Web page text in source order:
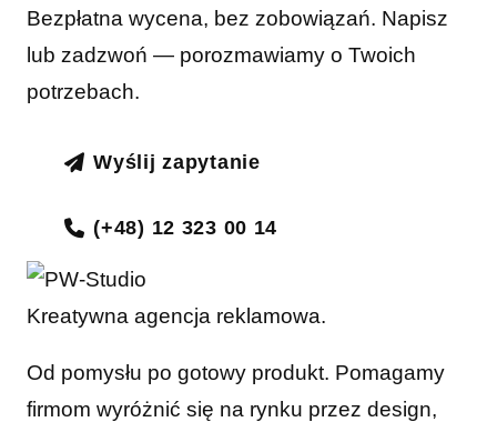
Bezpłatna wycena, bez zobowiązań. Napisz
lub zadzwoń — porozmawiamy o Twoich
potrzebach.
Wyślij zapytanie
(+48) 12 323 00 14
Kreatywna agencja reklamowa.
Od pomysłu po gotowy produkt. Pomagamy
firmom wyróżnić się na rynku przez design,